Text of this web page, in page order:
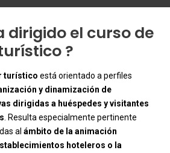
dirigido el curso de
?
turístico está orientado a perfiles
y dinamización de
dirigidas a huéspedes y visitantes
. Resulta especialmente pertinente
al ámbito de la animación
hoteleros o la